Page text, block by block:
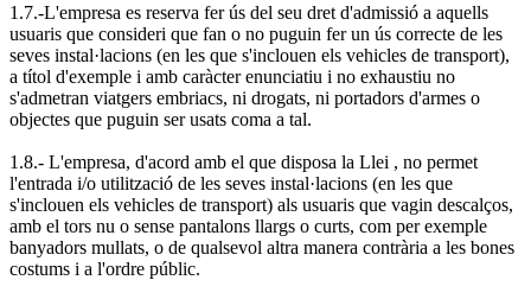
1.7.-L'empresa es reserva fer ús del seu dret d'admissió a aquells
usuaris que consideri que fan o no puguin fer un ús correcte de les
seves instal·lacions (en les que s'inclouen els vehicles de transport),
a títol d'exemple i amb caràcter enunciatiu i no exhaustiu no
s'admetran viatgers embriacs, ni drogats, ni portadors d'armes o
objectes que puguin ser usats coma a tal.
1.8.- L'empresa, d'acord amb el que disposa la Llei , no permet
l'entrada i/o utilització de les seves instal·lacions (en les que
s'inclouen els vehicles de transport) als usuaris que vagin descalços,
amb el tors nu o sense pantalons llargs o curts, com per exemple
banyadors mullats, o de qualsevol altra manera contrària a les bones
costums i a l'ordre públic.